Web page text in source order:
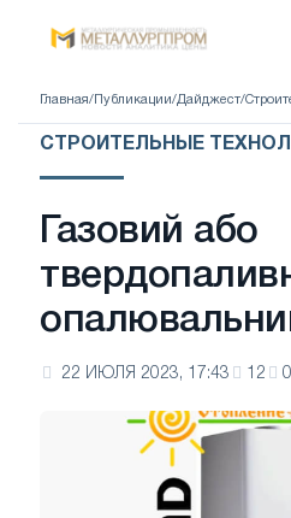
Главная/ Публикации/Дайджест/
СТРОИТЕЛЬНЫЕ
Газовий або
22 ИЮЛЯ 2023, 17:43 12 0